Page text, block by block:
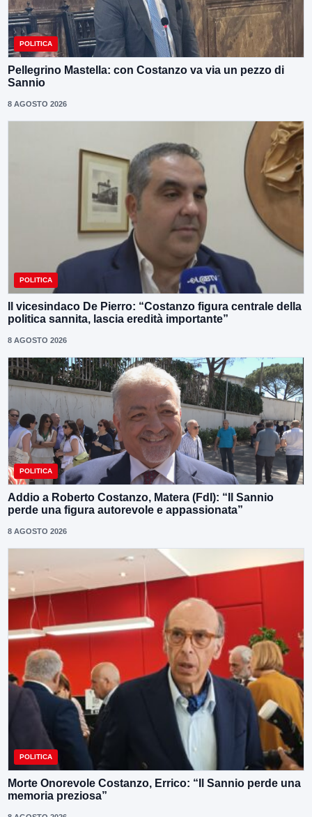
POLITICA
Pellegrino Mastella: con Costanzo va via un pezzo di
Sannio
8 AGOSTO 2026
POLITICA
Il vicesindaco De Pierro: “Costanzo figura centrale della
politica sannita, lascia eredità importante”
8 AGOSTO 2026
POLITICA
Addio a Roberto Costanzo, Matera (FdI): “Il Sannio
perde una figura autorevole e appassionata”
8 AGOSTO 2026
POLITICA
Morte Onorevole Costanzo, Errico: “Il Sannio perde una
memoria preziosa”